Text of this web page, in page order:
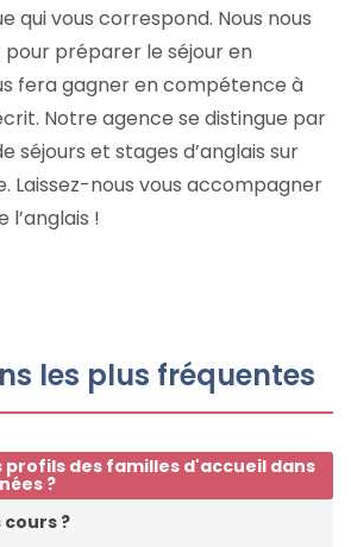
qui vous correspond. Nous nous
préparer le séjour en
fera gagner en compétence à
Notre agence se distingue par
séjours et stages d’anglais sur
Laissez-nous vous accompagner
l’anglais !
les plus fréquentes
profils des familles d'accueil dans
?
cours ?